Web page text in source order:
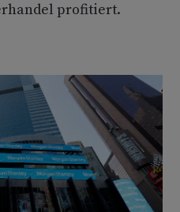
profitiert.